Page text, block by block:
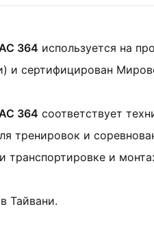
364 используется на
и сертифицирован
364 соответствует
тренировок и
транспортировке и
Тайвани.